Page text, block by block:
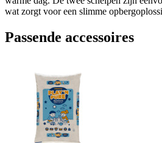
wat zorgt voor een slimme
Passende accessoires